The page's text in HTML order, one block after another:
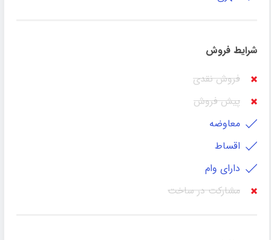
شرایط فروش
فروش نقدی
پیش فروش
معاوضه
اقساط
دارای وام
مشارکت در ساخت